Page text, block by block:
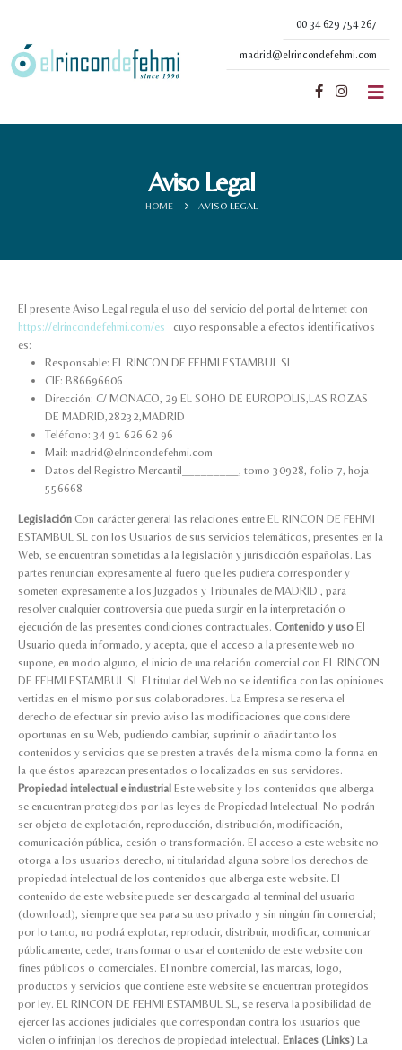
00 34 629 754 267
madrid@elrincondefehmi.com
Aviso Legal
HOME AVISO LEGAL
El presente Aviso Legal regula el uso del servicio del portal de Internet con
https://elrincondefehmi.com/es cuyo responsable a efectos identificativos
es:
Responsable: EL RINCON DE FEHMI ESTAMBUL SL
CIF: B86696606
Dirección: C/ MONACO, 29 EL SOHO DE EUROPOLIS,LAS ROZAS
DE MADRID,28232,MADRID
Teléfono: 34 91 626 62 96
Mail: madrid@elrincondefehmi.com
Datos del Registro Mercantil_________, tomo 30928, folio 7, hoja
556668
Legislación Con carácter general las relaciones entre EL RINCON DE FEHMI
ESTAMBUL SL con los Usuarios de sus servicios telemáticos, presentes en la
Web, se encuentran sometidas a la legislación y jurisdicción españolas. Las
partes renuncian expresamente al fuero que les pudiera corresponder y
someten expresamente a los Juzgados y Tribunales de MADRID , para
resolver cualquier controversia que pueda surgir en la interpretación o
ejecución de las presentes condiciones contractuales. Contenido y uso El
Usuario queda informado, y acepta, que el acceso a la presente web no
supone, en modo alguno, el inicio de una relación comercial con EL RINCON
DE FEHMI ESTAMBUL SL El titular del Web no se identifica con las opiniones
vertidas en el mismo por sus colaboradores. La Empresa se reserva el
derecho de efectuar sin previo aviso las modificaciones que considere
oportunas en su Web, pudiendo cambiar, suprimir o añadir tanto los
contenidos y servicios que se presten a través de la misma como la forma en
la que éstos aparezcan presentados o localizados en sus servidores.
Propiedad intelectual e industrial Este website y los contenidos que alberga
se encuentran protegidos por las leyes de Propiedad Intelectual. No podrán
ser objeto de explotación, reproducción, distribución, modificación,
comunicación pública, cesión o transformación. El acceso a este website no
otorga a los usuarios derecho, ni titularidad alguna sobre los derechos de
propiedad intelectual de los contenidos que alberga este website. El
contenido de este website puede ser descargado al terminal del usuario
(download), siempre que sea para su uso privado y sin ningún fin comercial;
por lo tanto, no podrá explotar, reproducir, distribuir, modificar, comunicar
públicamente, ceder, transformar o usar el contenido de este website con
fines públicos o comerciales. El nombre comercial, las marcas, logo,
productos y servicios que contiene este website se encuentran protegidos
por ley. EL RINCON DE FEHMI ESTAMBUL SL, se reserva la posibilidad de
ejercer las acciones judiciales que correspondan contra los usuarios que
violen o infrinjan los derechos de propiedad intelectual. Enlaces (Links) La